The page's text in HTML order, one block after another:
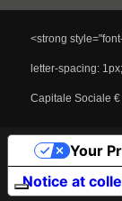
<strong
letter-spacing:
Capitale Sociale €
Notice at
Your